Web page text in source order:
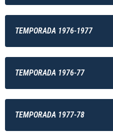
TEMPORADA 1976-1977
TEMPORADA 1976-77
TEMPORADA 1977-78